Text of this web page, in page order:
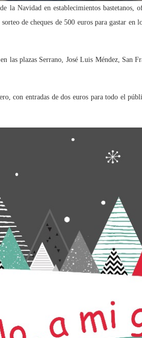
la Navidad en establecimientos
de cheques de 500 euros para gastar en
plazas Serrano, José Luis Méndez, San
con entradas de dos euros para todo el